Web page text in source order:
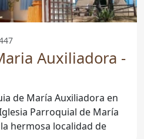
Auxiliadora -
de María Auxiliadora en
hermosa localidad de